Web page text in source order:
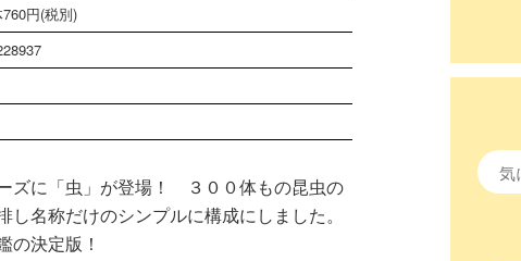
円(税別)
ズに「虫」が登場！ ３００体もの昆虫の
名称だけのシンプルに構成にしました。
の決定版！